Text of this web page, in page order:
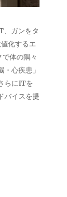
、ガンをタ
化するエ
体の隅々
心疾患」
らにITを
バイスを提